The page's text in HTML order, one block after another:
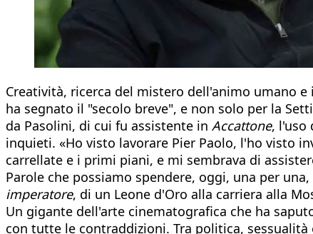
Creatività, ricerca del mistero dell'animo umano
ha segnato il "secolo breve", e non solo per la
da Pasolini, di cui fu assistente in Accattone, l'uso
inquieti. «Ho visto lavorare Pier Paolo, l'ho visto
carrellate e i primi piani, e mi sembrava di
Parole che possiamo spendere, oggi, una per
imperatore, di un Leone d'Oro alla carriera alla
Un gigante dell'arte cinematografica che ha
con tutte le contraddizioni. Tra politica,